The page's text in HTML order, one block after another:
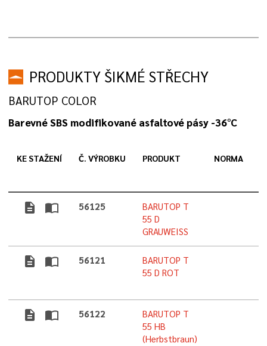
PRODUKTY ŠIKMÉ STŘECHY
BARUTOP COLOR
Barevné SBS modifikované asfaltové pásy -36°C
KE STAŽENÍ Č. VÝROBKU PRODUKT NORMA
description import_contacts 56125
BARUTOP T
55 D
GRAUWEISS
description import_contacts 56121
BARUTOP T
55 D ROT
description import_contacts 56122
BARUTOP T
55 HB
(Herbstbraun)